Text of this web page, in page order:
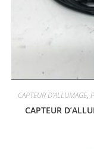
CAPTEUR D'ALLUMAGE,
CAPTEUR